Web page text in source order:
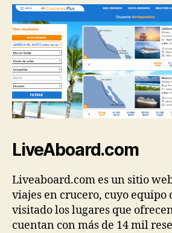
LiveAboard.com
Liveaboard.com es un sitio
viajes en crucero, cuyo equipo
visitado los lugares que
cuentan con más de 14 mil